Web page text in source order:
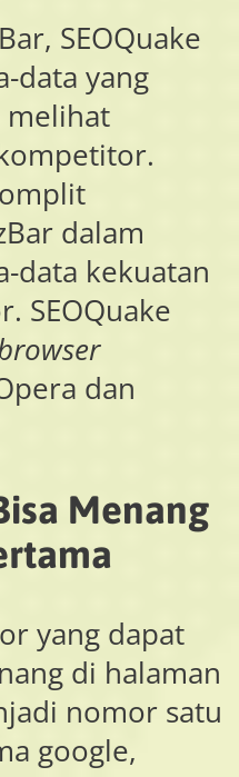
SEOQuake
data yang
dalam
data kekuatan
SEOQuake
dan
Menang
yang dapat
di halaman
nomor satu
google,